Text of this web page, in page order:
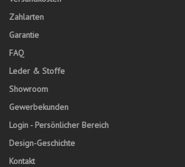
Zahlarten
Garantie
FAQ
Leder & Stoffe
Showroom
Gewerbekunden
Login - Persönlicher Bereich
Design-Geschichte
Kontakt